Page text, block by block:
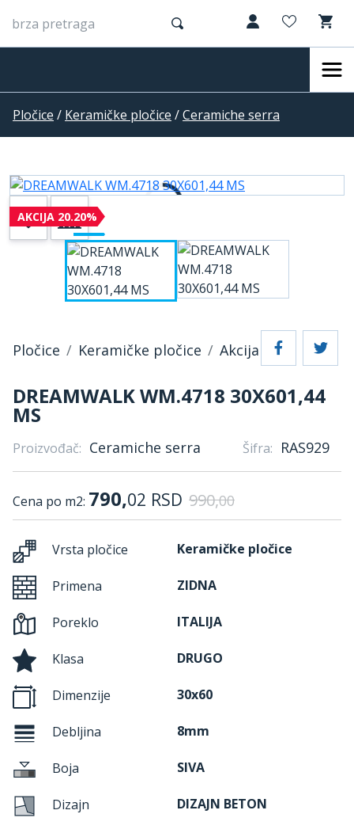
Pločice / Keramičke pločice /Ceramiche serra
AKCIJA 20.20%
Pločice Keramičke pločice Akcija
DREAMWALK WM.4718 30X601,44
MS
Proizvođač: Ceramiche serra Šifra: RAS929
Cena po m2: 790,02 RSD 990,00
Vrsta pločice Keramičke pločice
Primena ZIDNA
Poreklo ITALIJA
Klasa DRUGO
Dimenzije 30x60
Debljina 8mm
Boja SIVA
Dizajn DIZAJN BETON